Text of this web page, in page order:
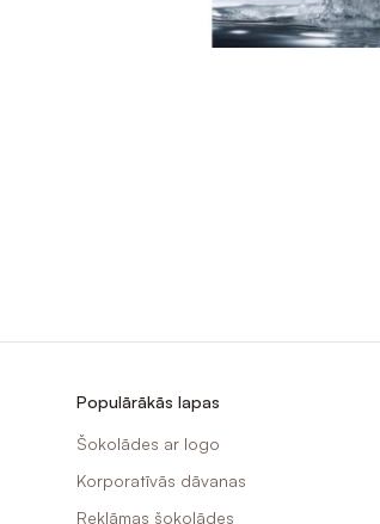
Populārākās lapas
Šokolādes ar logo
Korporatīvās dāvanas
Reklāmas šokolādes